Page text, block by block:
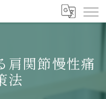
肩関節慢性痛
法